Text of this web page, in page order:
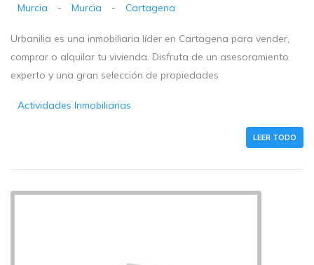
Murcia - Murcia - Cartagena
Urbanilia es una inmobiliaria líder en Cartagena para vender,
comprar o alquilar tu vivienda. Disfruta de un asesoramiento
experto y una gran selección de propiedades
Actividades Inmobiliarias
LEER TODO